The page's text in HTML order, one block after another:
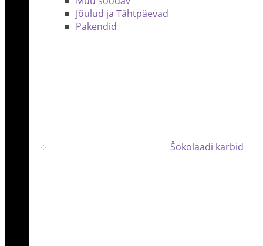
Jõulud ja Tähtpäevad
Pakendid
Šokolaadi karbid